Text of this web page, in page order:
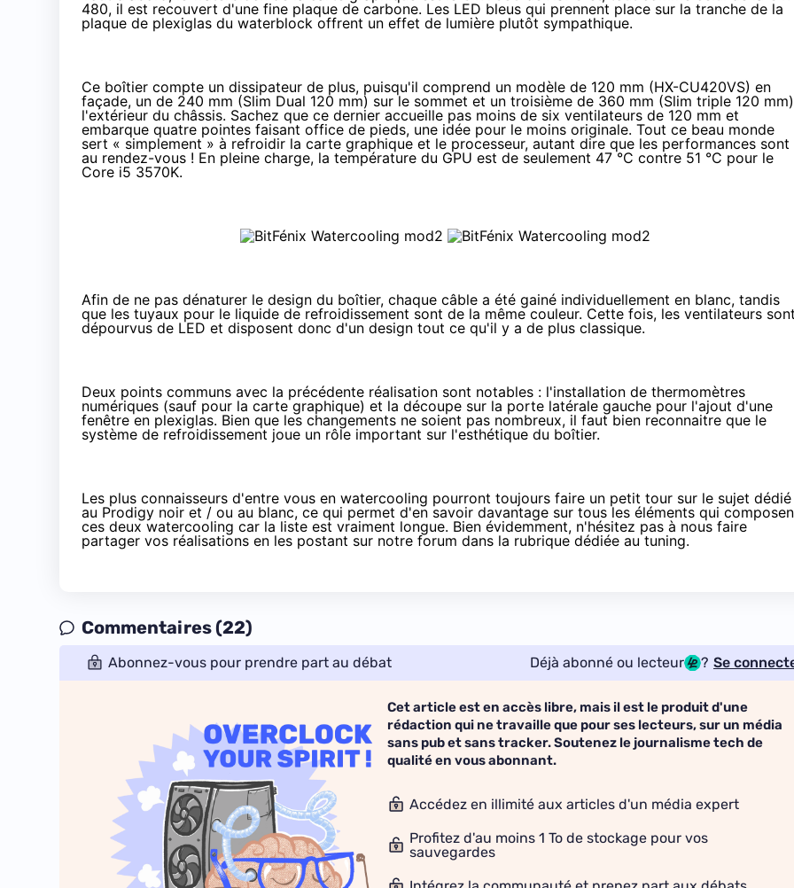
480, il est recouvert d'une fine plaque de carbone. Les LED bleus qui prennent place sur la tranche de la
plaque de plexiglas du waterblock offrent un effet de lumière plutôt sympathique.
Ce boîtier compte un dissipateur de plus, puisqu'il comprend un modèle de 120 mm (HX-CU420VS) en
façade, un de 240 mm (Slim Dual 120 mm) sur le sommet et un troisième de 360 mm (Slim triple 120
l'extérieur du châssis. Sachez que ce dernier accueille pas moins de six ventilateurs de 120 mm et
embarque quatre pointes faisant office de pieds, une idée pour le moins originale. Tout ce beau monde
sert « simplement » à refroidir la carte graphique et le processeur, autant dire que les performances sont
au rendez-vous ! En pleine charge, la température du GPU est de seulement 47 °C contre 51 °C pour le
Core i5 3570K.
Afin de ne pas dénaturer le design du boîtier, chaque câble a été gainé individuellement en blanc, tandis
que les tuyaux pour le liquide de refroidissement sont de la même couleur. Cette fois, les ventilateurs
dépourvus de LED et disposent donc d'un design tout ce qu'il y a de plus classique.
Deux points communs avec la précédente réalisation sont notables : l'installation de thermomètres
numériques (sauf pour la carte graphique) et la découpe sur la porte latérale gauche pour l'ajout d'une
fenêtre en plexiglas. Bien que les changements ne soient pas nombreux, il faut bien reconnaitre que le
système de refroidissement joue un rôle important sur l'esthétique du boîtier.
Les plus connaisseurs d'entre vous en watercooling pourront toujours faire un petit tour sur le sujet dédié
au Prodigy noir et / ou au blanc, ce qui permet d'en savoir davantage sur tous les éléments qui
ces deux watercooling car la liste est vraiment longue. Bien évidemment, n'hésitez pas à nous faire
partager vos réalisations en les postant sur notre forum dans la rubrique dédiée au tuning.
Commentaires (22)
Abonnez-vous pour prendre part au débat Déjà abonné ou lecteur ? Se
Cet article est en accès libre, mais il est le produit d'une
rédaction qui ne travaille que pour ses lecteurs, sur un média
sans pub et sans tracker. Soutenez le journalisme tech de
qualité en vous abonnant.
Accédez en illimité aux articles d'un média expert
Profitez d'au moins 1 To de stockage pour vos
sauvegardes